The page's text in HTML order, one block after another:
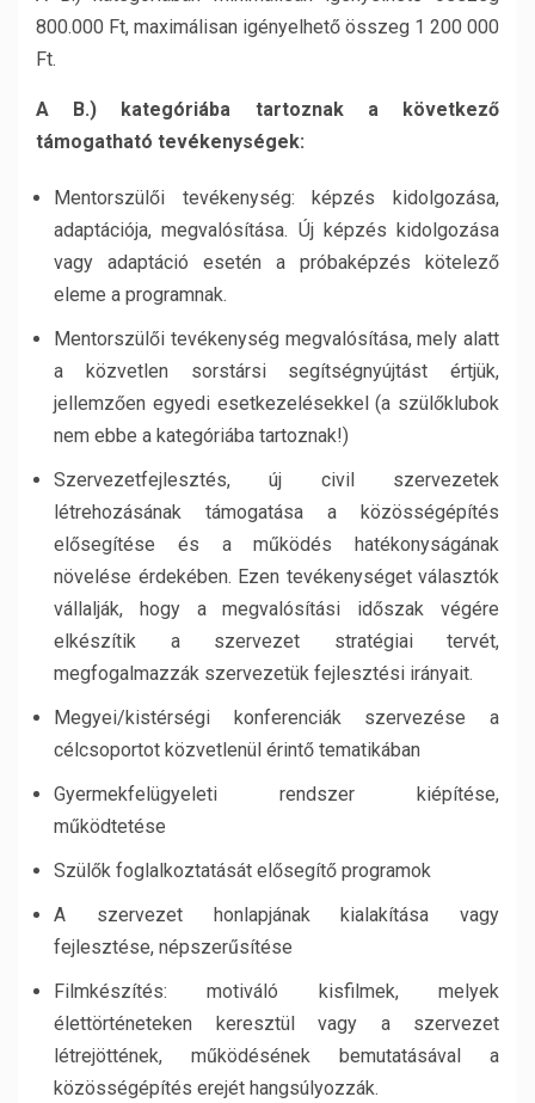
800.000 Ft, maximálisan igényelhető összeg 1 200 000
Ft.
A B.) kategóriába tartoznak a következő
támogatható tevékenységek:
Mentorszülői tevékenység: képzés kidolgozása,
adaptációja, megvalósítása. Új képzés kidolgozása
vagy adaptáció esetén a próbaképzés kötelező
eleme a programnak.
Mentorszülői tevékenység megvalósítása, mely alatt
a közvetlen sorstársi segítségnyújtást értjük,
jellemzően egyedi esetkezelésekkel (a szülőklubok
nem ebbe a kategóriába tartoznak!)
Szervezetfejlesztés, új civil szervezetek
létrehozásának támogatása a közösségépítés
elősegítése és a működés hatékonyságának
növelése érdekében. Ezen tevékenységet választók
vállalják, hogy a megvalósítási időszak végére
elkészítik a szervezet stratégiai tervét,
megfogalmazzák szervezetük fejlesztési irányait.
Megyei/kistérségi konferenciák szervezése a
célcsoportot közvetlenül érintő tematikában
Gyermekfelügyeleti rendszer kiépítése,
működtetése
Szülők foglalkoztatását elősegítő programok
A szervezet honlapjának kialakítása vagy
fejlesztése, népszerűsítése
Filmkészítés: motiváló kisfilmek, melyek
élettörténeteken keresztül vagy a szervezet
létrejöttének, működésének bemutatásával a
közösségépítés erejét hangsúlyozzák.